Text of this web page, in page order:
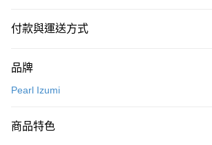
付款與運送方式
信用卡一次付款
LINE Pay
品牌
Pearl Izumi
商品特色